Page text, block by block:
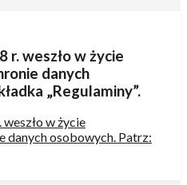
r. weszło w życie
danych
„Regulaminy”.